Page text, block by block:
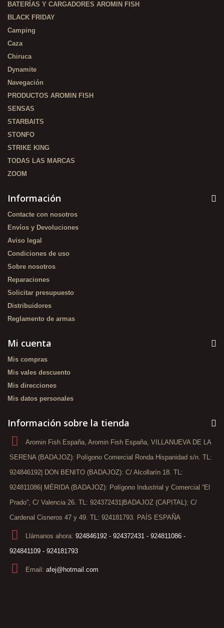
BATERÍAS Y CARGADORES AROMIN FISH
BLACK FRIDAY
Camping
Caza
Chiruca
Dynamite
Navegación
PRODUCTOS AROMIN FISH
SENSAS
STARBAITS
STONFO
STRIKE KING
TODAS LAS MARCAS
ZOOM
Información
Contacte con nosotros
Envíos y Devoluciones
Aviso legal
Condiciones de uso
Sobre nosotros
Reparaciones
Solicitar presupuesto
Distribuidores
Reglamento de armas
Mi cuenta
Mis compras
Mis vales descuento
Mis direcciones
Mis datos personales
Información sobre la tienda
Aromin Fish España, Aromin Fish España, VILLANUEVA DE LA
SERENA (BADAJOZ): Polígono Comercial Ronda Hispanidad s/n. TL:
924846192| DON BENITO (BADAJOZ): C/ Alcollarín 18. TL:
924811086| MÉRIDA (BADAJOZ): Polígono Industrial y Comercial “El
Prado”, C/ Valencia 26. TL: 924372431|BADAJOZ (CAPITAL): C/
Cardenal Cisneros 47 y 49. TL: 924181793. PAÍS ESPAÑA
Llámanos ahora: 924846192 - 924372431 - 924811086 -
924841109 - 924181793
Email: afej@hotmail.com